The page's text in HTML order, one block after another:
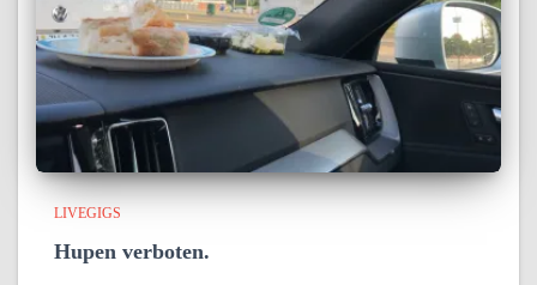
LIVEGIGS
Hupen verboten.